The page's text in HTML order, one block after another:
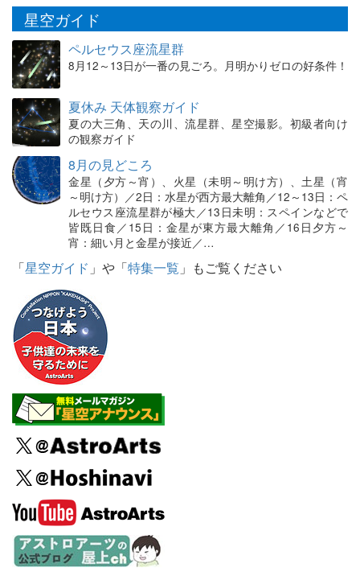
星空ガイド
ペルセウス座流星群
8月12～13日が一番の見ごろ。月明かりゼロの好条件！
夏休み 天体観察ガイド
夏の大三角、天の川、流星群、星空撮影。初級者向け
の観察ガイド
8月の見どころ
金星（夕方～宵）、火星（未明～明け方）、土星（宵
～明け方）／2日：水星が西方最大離角／12～13日：ペ
ルセウス座流星群が極大／13日未明：スペインなどで
皆既日食／15日：金星が東方最大離角／16日夕方～
宵：細い月と金星が接近／…
「星空ガイド 」や「特集一覧 」もご覧ください